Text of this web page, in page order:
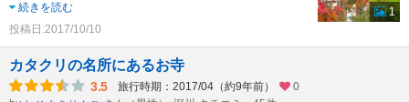
続きを読む
投稿日:2017/10/10
1
カタクリの名所にあるお寺
3.5 旅行時期：2017/04（約9年前）
0